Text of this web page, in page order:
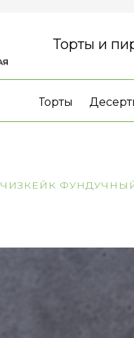
Торты
Торты и
ЧИЗКЕЙК